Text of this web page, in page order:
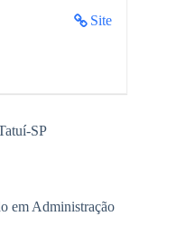
Site
SP
em Administração